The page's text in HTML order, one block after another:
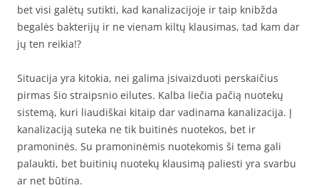
bet visi galėtų sutikti, kad kanalizacijoje ir taip knibžda
begalės bakterijų ir ne vienam kiltų klausimas, tad kam dar
jų ten reikia!?
Situacija yra kitokia, nei galima įsivaizduoti perskaičius
pirmas šio straipsnio eilutes. Kalba liečia pačią nuotekų
sistemą, kuri liaudiškai kitaip dar vadinama kanalizacija. Į
kanalizaciją suteka ne tik buitinės nuotekos, bet ir
pramoninės. Su pramoninėmis nuotekomis ši tema gali
palaukti, bet buitinių nuotekų klausimą paliesti yra svarbu
ar net būtina.